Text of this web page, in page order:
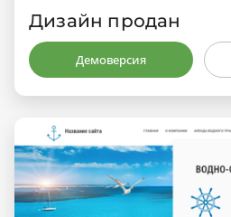
Дизайн продан
Демоверсия